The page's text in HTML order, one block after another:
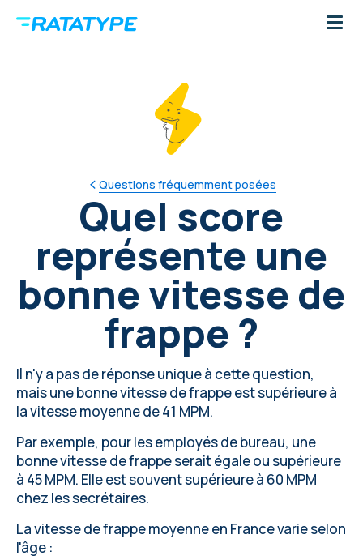
Questions fréquemment posées
Quel score
représente une
bonne vitesse de
frappe ?
Il n'y a pas de réponse unique à cette question,
mais une bonne vitesse de frappe est supérieure à
lavitesse moyennede 41 MPM.
Par exemple, pour les employés de bureau, une
bonne vitesse de frappe serait égale ou supérieure
à 45 MPM. Elle est souvent supérieure à 60 MPM
chez les secrétaires.
La vitesse de frappe moyenne en France varie selon
l'âge :